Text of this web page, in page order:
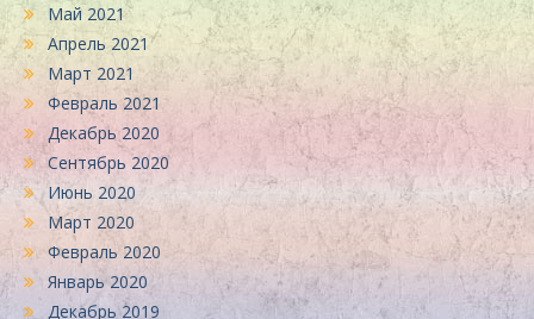
Май 2021
Апрель 2021
Март 2021
Февраль 2021
Декабрь 2020
Сентябрь 2020
Июнь 2020
Март 2020
Февраль 2020
Январь 2020
Декабрь 2019